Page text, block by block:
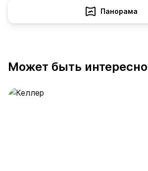
Панорама
Может быть интересно